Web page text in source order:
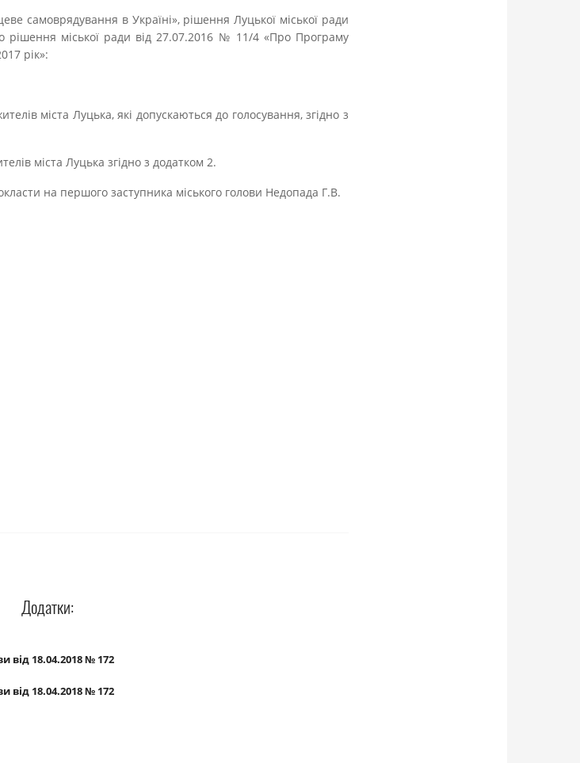
самоврядування в Україні», рішення Луцької міської ради
міської ради від 27.07.2016 № 11/4 «Про Програму
рік»:
міста Луцька, які допускаються до голосування, згідно з
міста Луцька згідно з додатком 2.
на першого заступника міського голови Недопада Г.В.
ради
Додатки:
від 18.04.2018 № 172
від 18.04.2018 № 172